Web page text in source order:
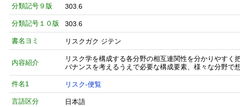
分類記号９版 303.6
分類記号１０版 303.6
書名ヨミ リスクガク ジテン
内容紹介
リスク学を構成する各分野の相互連関性を分かりやす
バナンスを考えるうえで必要な構成要素、様々な分野で
件名1 リスク-便覧
言語区分 日本語